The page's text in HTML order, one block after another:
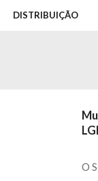
DISTRIBUIÇÃO
O